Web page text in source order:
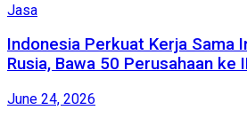
Jasa
Indonesia Perkuat Kerja Sama
Rusia, Bawa 50 Perusahaan ke
June 24, 2026